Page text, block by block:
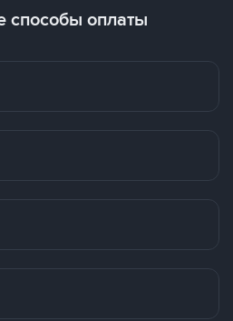
оплаты